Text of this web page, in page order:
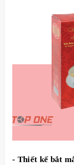
- Thiết kế bắt